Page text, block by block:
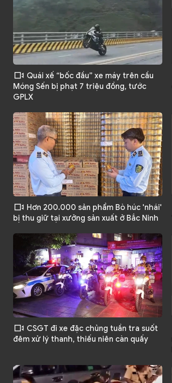
Quái xế “bốc đầu” xe máy trên cầu
Móng Sến bị phạt 7 triệu đồng, tước
GPLX
Hơn 200.000 sản phẩm Bò húc 'nhái'
bị thu giữ tại xưởng sản xuất ở Bắc Ninh
CSGT đi xe đặc chủng tuần tra suốt
đêm xử lý thanh, thiếu niên càn quấy